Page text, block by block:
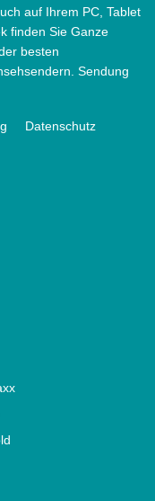
auf Ihrem PC, Tablet
finden Sie Ganze
besten
Sendung
Datenschutz